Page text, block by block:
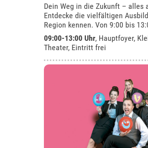
Dein Weg in die Zukunft – alles
Entdecke die vielfältigen
Region kennen. Von 9:00 bis
09:00-13:00 Uhr, Hauptfoyer,
Theater, Eintritt frei